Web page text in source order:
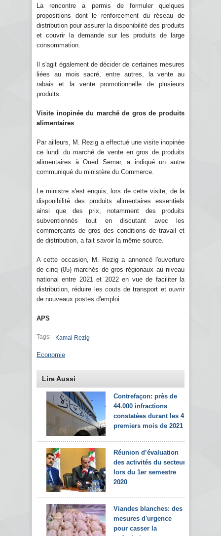
La rencontre a permis de formuler quelques
propositions dont le renforcement du réseau de
distribution pour assurer la disponibilité des produits
et couvrir la demande sur les produits de large
consommation.
Il s'agit également de décider de certaines mesures
liées au mois sacré, entre autres, la vente au
rabais et la vente promotionnelle de plusieurs
produits.
Visite inopinée du marché de gros de produits
alimentaires
Par ailleurs, M. Rezig a effectué une visite inopinée
ce lundi du marché de vente en gros de produits
alimentaires à Oued Semar, a indiqué un autre
communiqué du ministère du Commerce.
Le ministre s'est enquis, lors de cette visite, de la
disponibilité des produits alimentaires essentiels
ainsi que des prix, notamment des produits
subventionnés tout en discutant avec les
commerçants de gros des conditions de travail et
de distribution, a fait savoir la même source.
A cette occasion, M. Rezig a annoncé l'ouverture
de cinq (05) marchés de gros régionaux au niveau
national entre 2021 et 2022 en vue de faciliter la
distribution, réduire les couts de transport et ouvrir
de nouveaux postes d'emploi.
APS
Tags: Kamal Rezig
Economie
Lire Aussi
Contrefaçon: près de
44.000 infractions
constatées durant les 4
premiers mois de 2021
Réunion d’évaluation
des activités du secteur
lors du 1er semestre
2020
Viandes blanches: des
mesures d'urgence
pour casser la